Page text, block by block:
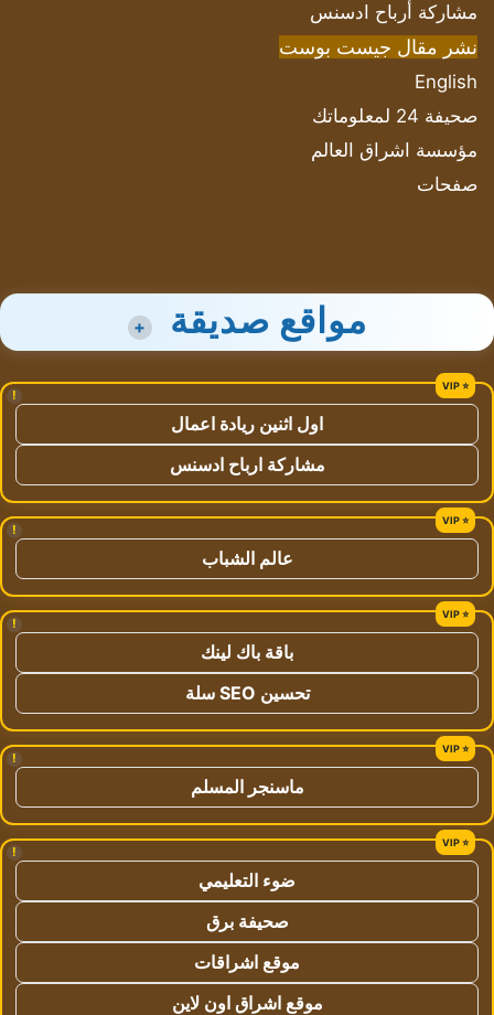
مشاركة أرباح ادسنس
نشر مقال جيست بوست
English
صحيفة 24 لمعلوماتك
مؤسسة اشراق العالم
صفحات
مواقع صديقة +
!
اول اثنين ريادة اعمال
مشاركة ارباح ادسنس
!
عالم الشباب
!
باقة باك لينك
تحسين SEO سلة
!
ماسنجر المسلم
!
ضوء التعليمي
صحيفة برق
موقع اشراقات
موقع اشراق اون لاين